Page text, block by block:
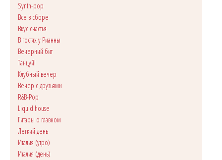
Synth-pop
Все в сборе
Вкус счастья
В гостях у Рианны
Вечерний бит
Танцуй!
Клубный вечер
Вечер с друзьями
R&B-Pop
Liquid house
Гитары о главном
Легкий день
Италия (утро)
Италия (день)